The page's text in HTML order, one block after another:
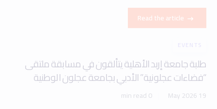
Read the article
EVENTS
طلبة جامعة إربد الأهلية يتألقون في مسابقة ملتقى
“فضاءات عجلونية” الأدبي بجامعة عجلون الوطنية
19 May 2026
0 min read